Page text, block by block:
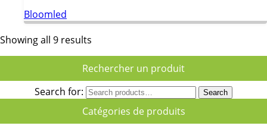
Bloomled
Showing all 9 results
Rechercher un produit
Search for:
Search
Catégories de produits